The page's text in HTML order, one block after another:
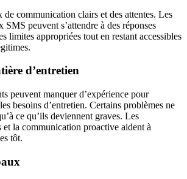
de communication clairs et des attentes. Les
SMS peuvent s’attendre à des réponses
limites appropriées tout en restant accessibles
d’entretien
peuvent manquer d’expérience pour
besoins d’entretien. Certains problèmes ne
ce qu’ils deviennent graves. Les
et la communication proactive aident à
tôt.